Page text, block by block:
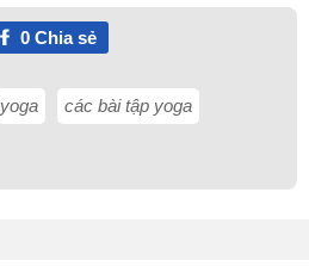
0Chia sẻ
yoga các bài tập yoga